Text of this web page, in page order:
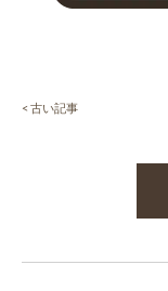
< 古い記事